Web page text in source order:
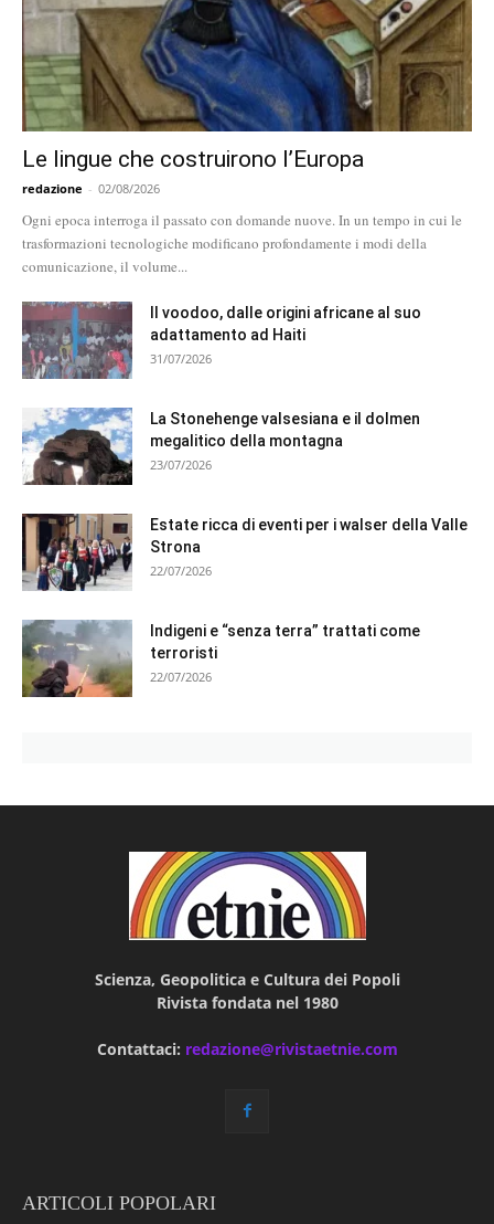
Le lingue che costruirono l’Europa
redazione - 02/08/2026
Ogni epoca interroga il passato con domande nuove. In un tempo in cui le
trasformazioni tecnologiche modificano profondamente i modi della
comunicazione, il volume...
Il voodoo, dalle origini africane al suo
adattamento ad Haiti
31/07/2026
La Stonehenge valsesiana e il dolmen
megalitico della montagna
23/07/2026
Estate ricca di eventi per i walser della Valle
Strona
22/07/2026
Indigeni e “senza terra” trattati come
terroristi
22/07/2026
Scienza, Geopolitica e Cultura dei Popoli
Rivista fondata nel 1980
Contattaci: redazione@rivistaetnie.com
ARTICOLI POPOLARI